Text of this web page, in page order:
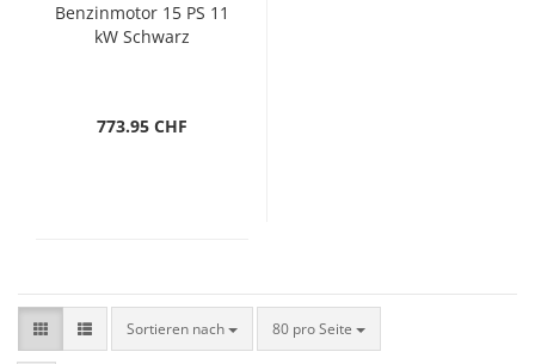
Benzinmotor 15 PS 11
kW Schwarz
773.95 CHF
Sortieren nach
Sortieren nach 80 pro Seite
pro Seite